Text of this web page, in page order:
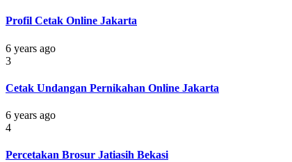
Profil Cetak Online Jakarta
6 years ago
3
Cetak Undangan Pernikahan Online Jakarta
6 years ago
4
Percetakan Brosur Jatiasih Bekasi